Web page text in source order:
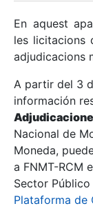
Mostra/Amaga
Mostra/
En aquest
les licitacions
adjudicacions
A partir del 3
información
Nacional de
Moneda,
a FNMT-RCM
Sector
Plataforma de